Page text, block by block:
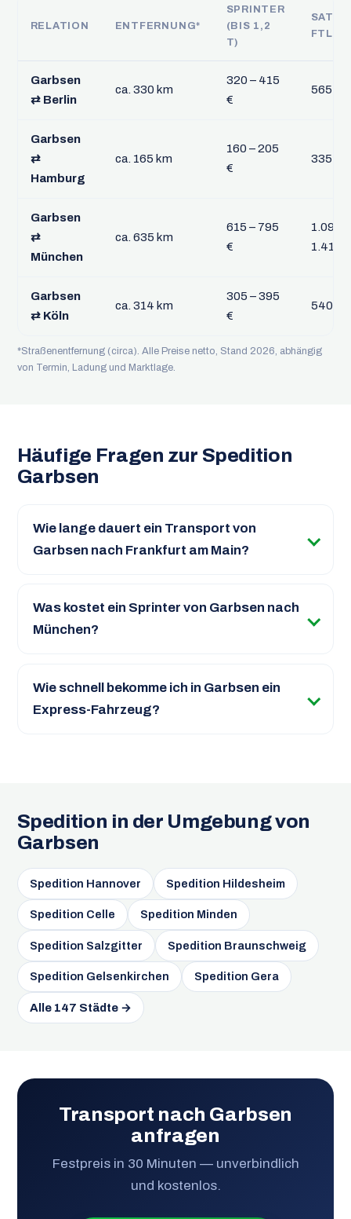
RELATION ENTFERNUNG*
SPRINTER
(BIS 1,2
T)
FTL
Garbsen
⇄ Berlin
ca. 330 km
320 – 415
€
565 –
Garbsen
⇄
Hamburg
ca. 165 km
160 – 205
€
335 –
Garbsen
⇄
München
ca. 635 km
615 – 795
€
1.090 –
1.410 €
Garbsen
⇄ Köln
ca. 314 km
305 – 395
€
540 –
*Straßenentfernung (circa). Alle Preise netto, Stand 2026, abhängig
von Termin, Ladung und Marktlage.
Häufige Fragen zur Spedition
Garbsen
Wie lange dauert ein Transport von
Garbsen nach Frankfurt am Main?
Was kostet ein Sprinter von Garbsen nach
München?
Wie schnell bekomme ich in Garbsen ein
Express-Fahrzeug?
Spedition in der Umgebung von
Garbsen
Spedition Hannover Spedition Hildesheim
Spedition Celle Spedition Minden
Spedition Salzgitter Spedition Braunschweig
Spedition Gelsenkirchen Spedition Gera
Alle 147 Städte →
Transport nach Garbsen
anfragen
Festpreis in 30 Minuten — unverbindlich
und kostenlos.